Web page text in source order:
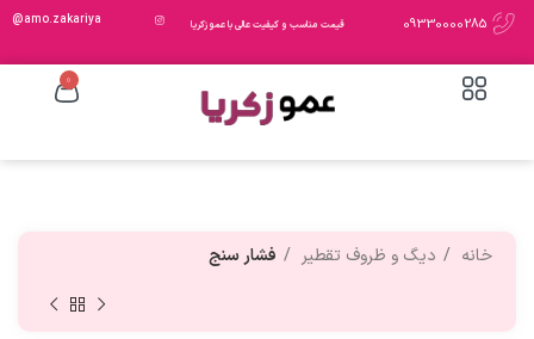
09330000285 قیمت مناسب و کیفیت عالی با عمو زکریا amo.zakariya@
0
خانه دیگ و ظروف تقطیر فشار سنج